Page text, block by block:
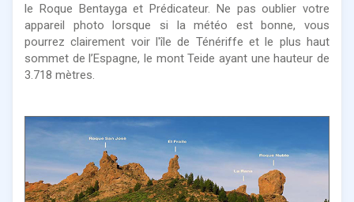
le Roque Bentayga et Prédicateur. Ne pas oublier votre
appareil photo lorsque si la météo est bonne, vous
pourrez clairement voir l'île de Ténériffe et le plus haut
sommet de l’Espagne, le mont Teide ayant une hauteur de
3.718 mètres.